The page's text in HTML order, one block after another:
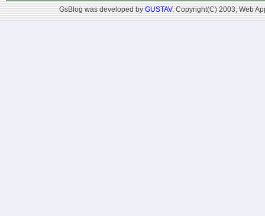
GsBlog was developed byGUSTAV, Copyright(C) 2003, Web